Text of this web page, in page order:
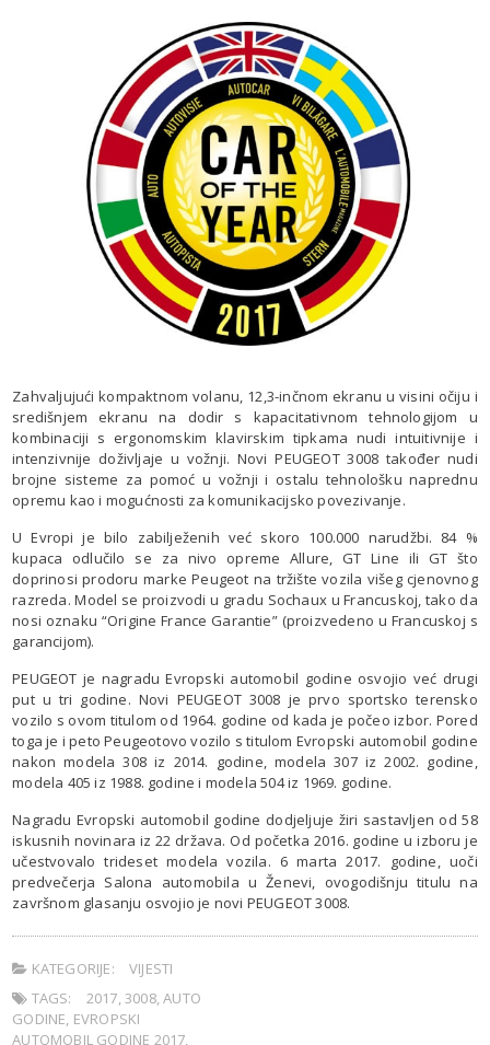
Zahvaljujući kompaktnom volanu, 12,3-inčnom ekranu u visini očiju i
središnjem ekranu na dodir s kapacitativnom tehnologijom u
kombinaciji s ergonomskim klavirskim tipkama nudi intuitivnije i
intenzivnije doživljaje u vožnji. Novi PEUGEOT 3008 također nudi
brojne sisteme za pomoć u vožnji i ostalu tehnološku naprednu
opremu kao i mogućnosti za komunikacijsko povezivanje.
U Evropi je bilo zabilježenih već skoro 100.000 narudžbi. 84 %
kupaca odlučilo se za nivo opreme Allure, GT Line ili GT što
doprinosi prodoru marke Peugeot na tržište vozila višeg cjenovnog
razreda. Model se proizvodi u gradu Sochaux u Francuskoj, tako da
nosi oznaku “Origine France Garantie” (proizvedeno u Francuskoj s
garancijom).
PEUGEOT je nagradu Evropski automobil godine osvojio već drugi
put u tri godine. Novi PEUGEOT 3008 je prvo sportsko terensko
vozilo s ovom titulom od 1964. godine od kada je počeo izbor. Pored
toga je i peto Peugeotovo vozilo s titulom Evropski automobil godine
nakon modela 308 iz 2014. godine, modela 307 iz 2002. godine,
modela 405 iz 1988. godine i modela 504 iz 1969. godine.
Nagradu Evropski automobil godine dodjeljuje žiri sastavljen od 58
iskusnih novinara iz 22 država. Od početka 2016. godine u izboru je
učestvovalo trideset modela vozila. 6 marta 2017. godine, uoči
predvečerja Salona automobila u Ženevi, ovogodišnju titulu na
završnom glasanju osvojio je novi PEUGEOT 3008.
KATEGORIJE:
VIJESTI
TAGS:
2017,3008,AUTO
GODINE, EVROPSKI
AUTOMOBIL GODINE 2017,